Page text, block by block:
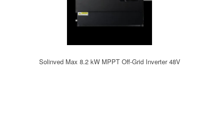
Solinved Max 8.2 kW MPPT Off-Grid Inverter 48V